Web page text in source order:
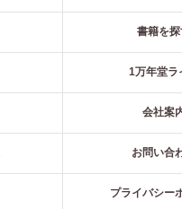
書籍を
1万年堂ラ
会社案
お問い合
プライバシー